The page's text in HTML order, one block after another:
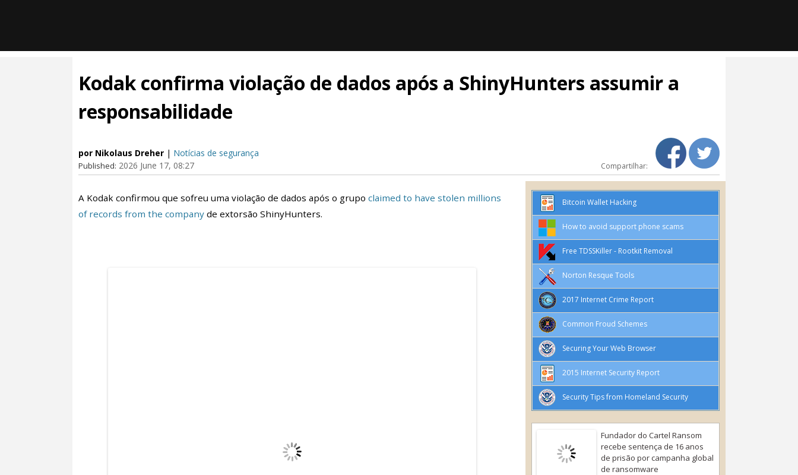
Kodak confirma violação de dados após a ShinyHunters assumir a
responsabilidade
por Nikolaus Dreher | Notícias de segurança
Published: 2026 June 17, 08:27 Compartilhar:
A Kodak confirmou que sofreu uma violação de dados após o grupo claimed to have stolen millions
of records from the company de extorsão ShinyHunters.
Bitcoin Wallet Hacking
How to avoid support phone scams
Free TDSSKiller - Rootkit Removal
Norton Resque Tools
2017 Internet Crime Report
Common Froud Schemes
Securing Your Web Browser
2015 Internet Security Report
Security Tips from Homeland Security
Fundador do Cartel Ransom
recebe sentença de 16 anos
de prisão por campanha global
de ransomware